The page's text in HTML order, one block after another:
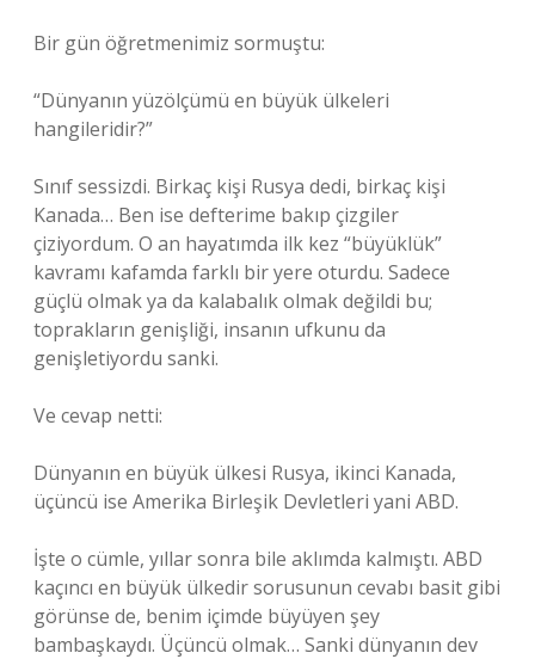
Bir gün öğretmenimiz sormuştu:
“Dünyanın yüzölçümü en büyük ülkeleri
hangileridir?”
Sınıf sessizdi. Birkaç kişi Rusya dedi, birkaç kişi
Kanada… Ben ise defterime bakıp çizgiler
çiziyordum. O an hayatımda ilk kez “büyüklük”
kavramı kafamda farklı bir yere oturdu. Sadece
güçlü olmak ya da kalabalık olmak değildi bu;
toprakların genişliği, insanın ufkunu da
genişletiyordu sanki.
Ve cevap netti:
Dünyanın en büyük ülkesi Rusya, ikinci Kanada,
üçüncü ise Amerika Birleşik Devletleri yani ABD.
İşte o cümle, yıllar sonra bile aklımda kalmıştı. ABD
kaçıncı en büyük ülkedir sorusunun cevabı basit gibi
görünse de, benim içimde büyüyen şey
bambaşkaydı. Üçüncü olmak… Sanki dünyanın dev